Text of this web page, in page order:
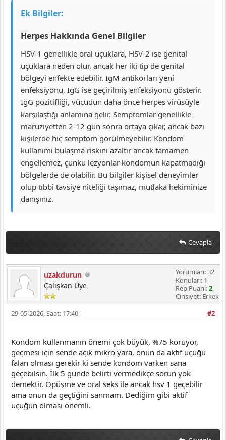
Ek Bilgiler:
Herpes Hakkında Genel Bilgiler
HSV-1 genellikle oral uçuklara, HSV-2 ise genital
uçuklara neden olur, ancak her iki tip de genital
bölgeyi enfekte edebilir. IgM antikorları yeni
enfeksiyonu, IgG ise geçirilmiş enfeksiyonu gösterir.
IgG pozitifliği, vücudun daha önce herpes virüsüyle
karşılaştığı anlamına gelir. Semptomlar genellikle
maruziyetten 2-12 gün sonra ortaya çıkar, ancak bazı
kişilerde hiç semptom görülmeyebilir. Kondom
kullanımı bulaşma riskini azaltır ancak tamamen
engellemez, çünkü lezyonlar kondomun kapatmadığı
bölgelerde de olabilir. Bu bilgiler kişisel deneyimler
olup tıbbi tavsiye niteliği taşımaz, mutlaka hekiminize
danışınız.
Cevapla
uzakdurun
Çalışkan Üye
Yorumları: 32
Konuları: 1
Rep Puanı:2
Cinsiyet: Erkek
#2
29-05-2026, Saat: 17:40
Kondom kullanmanın önemi çok büyük, %75 koruyor,
geçmesi için sende açık mikro yara, onun da aktif uçuğu
falan olması gerekir ki sende kondom varken sana
geçebilsin. İlk 5 günde belirti vermedikçe sorun yok
demektir. Öpüşme ve oral seks ile ancak hsv 1 geçebilir
ama onun da geçtiğini sanmam. Dediğim gibi aktif
uçuğun olması önemli.